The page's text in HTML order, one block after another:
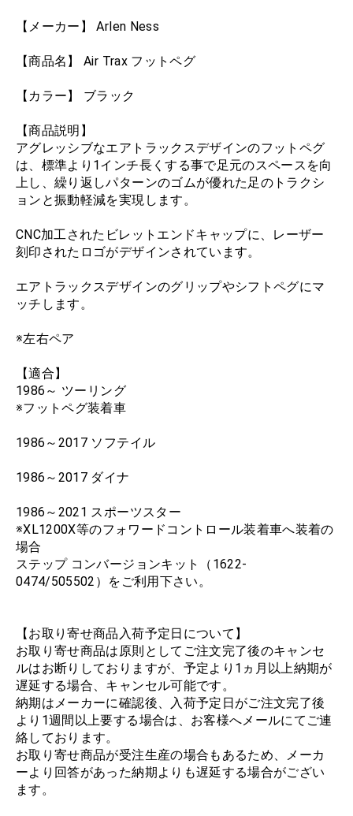
【メーカー】 Arlen Ness
【商品名】 Air Trax フットペグ
【カラー】 ブラック
【商品説明】
アグレッシブなエアトラックスデザインのフットペグ
は、標準より1インチ長くする事で足元のスペースを向
上し、繰り返しパターンのゴムが優れた足のトラクシ
ョンと振動軽減を実現します。
CNC加工されたビレットエンドキャップに、レーザー
刻印されたロゴがデザインされています。
エアトラックスデザインのグリップやシフトペグにマ
ッチします。
※左右ペア
【適合】
1986～ ツーリング
※フットペグ装着車
1986～2017 ソフテイル
1986～2017 ダイナ
1986～2021 スポーツスター
※XL1200X等のフォワードコントロール装着車へ装着の
場合
ステップ コンバージョンキット（1622-
0474/505502）をご利用下さい。
【お取り寄せ商品入荷予定日について】
お取り寄せ商品は原則としてご注文完了後のキャンセ
ルはお断りしておりますが、予定より1ヵ月以上納期が
遅延する場合、キャンセル可能です。
納期はメーカーに確認後、入荷予定日がご注文完了後
より1週間以上要する場合は、お客様へメールにてご連
絡しております。
お取り寄せ商品が受注生産の場合もあるため、メーカ
ーより回答があった納期よりも遅延する場合がござい
ます。